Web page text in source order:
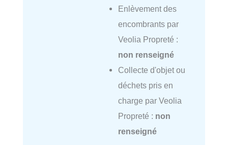
Enlèvement des
encombrants par
Veolia Propreté :
non renseigné
Collecte d'objet ou
déchets pris en
charge par Veolia
Propreté : non
renseigné